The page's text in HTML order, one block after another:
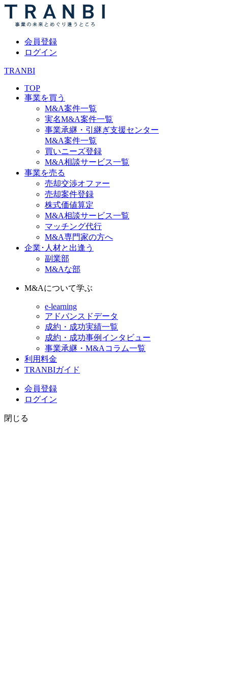
会員登録
ログイン
TRANBI
TOP
事業を買う
M&A案件一覧
実名M&A案件一覧
事業承継・引継ぎ支援センター
M&A案件一覧
買いニーズ登録
M&A相談サービス一覧
事業を売る
売却交渉オファー
売却案件登録
株式価値算定
M&A相談サービス一覧
マッチング代行
M&A専門家の方へ
企業･人材と出逢う
副業部
M&Aな部
M&Aについて学ぶ
e-learning
アドバンスドデータ
成約・成功実績一覧
成約・成功事例インタビュー
事業承継・M&Aコラム一覧
利用料金
TRANBIガイド
会員登録
ログイン
閉じる